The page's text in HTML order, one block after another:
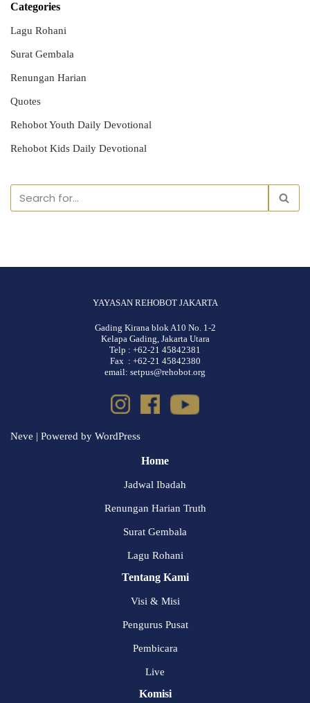
Categories
Lagu Rohani
Surat Gembala
Renungan Harian
Quotes
Rehobot Youth Daily Devotional
Rehobot Kids Daily Devotional
YAYASAN REHOBOT JAKARTA
Gading Kirana blok A10 No. 1-2
Kelapa Gading, Jakarta Utara
Telp : +62-21 45842381
Fax : +62-21 45842380
email: setpus@rehobot.org
Neve | Powered by WordPress
Home
Jadwal Ibadah
Renungan Harian Truth
Surat Gembala
Lagu Rohani
Tentang Kami
Visi & Misi
Pengurus Pusat
Pembicara
Live
Komisi